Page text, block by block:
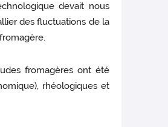
devait nous
des fluctuations de la
fromagères ont été
rhéologiques et